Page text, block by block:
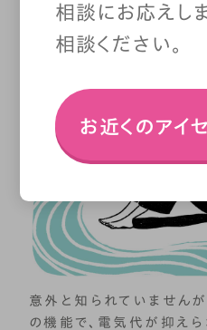
意外と知られていません
の機能で、電気代が抑えら
相談にお応えし
相談ください。
お近くのアイ